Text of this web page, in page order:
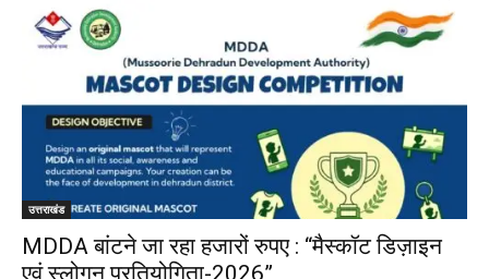
उत्तराखंड
MDDA बांटने जा रहा हजारों रुपए : “मैस्कॉट डिज़ाइन
एवं स्लोगन प्रतियोगिता-2026”